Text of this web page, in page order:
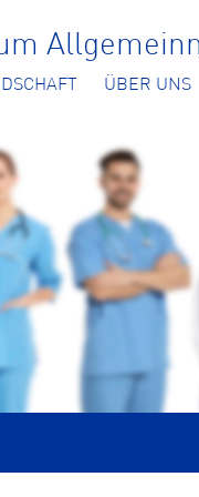
ÜBER UNS